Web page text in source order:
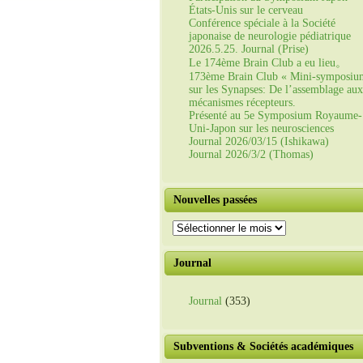
États-Unis sur le cerveau
Conférence spéciale à la Société
japonaise de neurologie pédiatrique
2026.5.25. Journal (Prise)
Le 174ème Brain Club a eu lieu。
173ème Brain Club « Mini-
sur les Synapses: De l’assemblage aux
mécanismes récepteurs.
Présenté au 5e Symposium Royaume-
Uni-Japon sur les neurosciences
Journal 2026/03/15 (Ishikawa)
Journal 2026/3/2 (Thomas)
Nouvelles passées
Nouvelles
passées
Journal
Journal (353)
Subventions & Sociétés académiques